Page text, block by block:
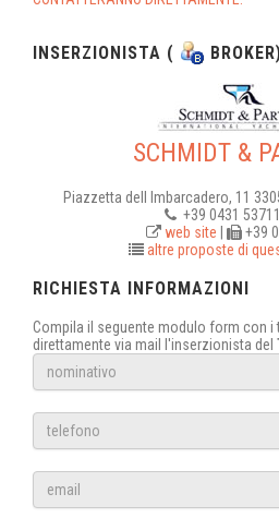
INSERZIONISTA (
SCHMIDT &
Piazzetta dell Imbarcadero, 11
+39 0431
web site
+39
altre proposte di
RICHIESTA INFORMAZIONI
Compila il seguente modulo form con i
direttamente via mail l'inserzionista del